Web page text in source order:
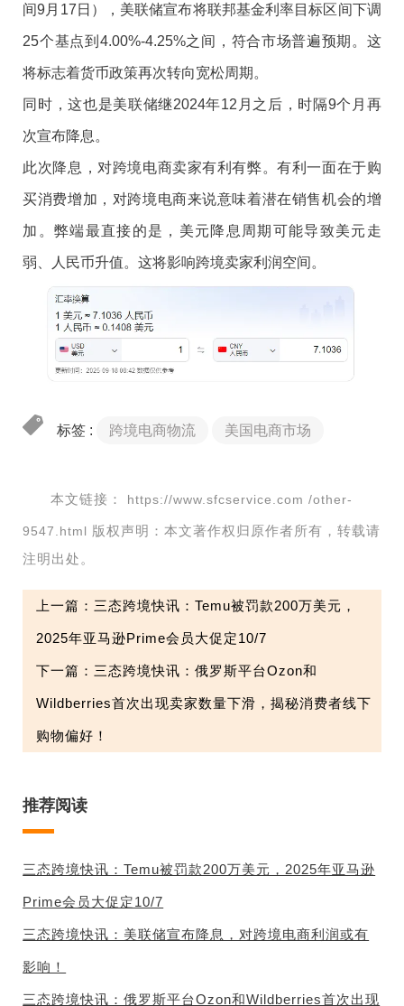
间9月17日），美联储宣布将联邦基金利率目标区间下调
25个基点到4.00%-4.25%之间，符合市场普遍预期。这
将标志着货币政策再次转向宽松周期。
同时，这也是美联储继2024年12月之后，时隔9个月再
次宣布降息。
此次降息，对跨境电商卖家有利有弊。有利一面在于购
买消费增加，对跨境电商来说意味着潜在销售机会的增
加。弊端最直接的是，美元降息周期可能导致美元走
弱、人民币升值。这将影响跨境卖家利润空间。
标签 : 跨境电商物流 美国电商市场
本文链接： https://www.sfcservice.com /other-
9547.html 版权声明：本文著作权归原作者所有，转载请
注明出处。
上一篇：三态跨境快讯：Temu被罚款200万美元，
2025年亚马逊Prime会员大促定10/7
下一篇：三态跨境快讯：俄罗斯平台Ozon和
Wildberries首次出现卖家数量下滑，揭秘消费者线下
购物偏好！
推荐阅读
三态跨境快讯：Temu被罚款200万美元，2025年亚马逊
Prime会员大促定10/7
三态跨境快讯：美联储宣布降息，对跨境电商利润或有
影响！
三态跨境快讯：俄罗斯平台Ozon和Wildberries首次出现